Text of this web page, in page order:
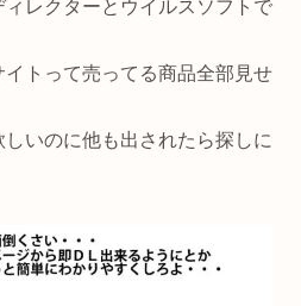
レクターとウイルスソフトで
トって売ってる商品全部見せ
いのに他も出されたら探しに